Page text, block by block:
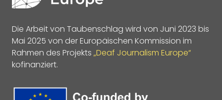
Die Arbeit von Taubenschlag wird von Juni 2023 bis
Mai 2025 von der Europäischen Kommission im
Rahmen des Projekts „Deaf Journalism Europe“
kofinanziert.